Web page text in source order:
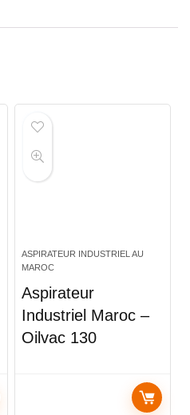
ASPIRATEUR INDUSTRIEL AU
MAROC
Aspirateur
Industriel Maroc –
Oilvac 130